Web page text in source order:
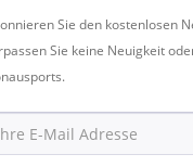
Sie den kostenlosen
Sie keine Neuigkeit